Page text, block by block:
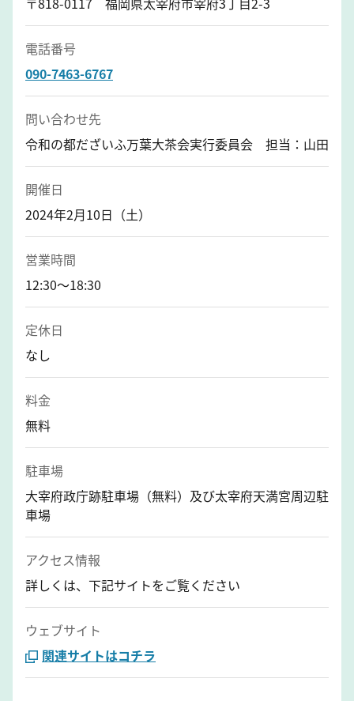
電話番号
090-7463-6767
問い合わせ先
令和の都だざいふ万葉大茶会実行委員会 担当：山田
開催日
2024年2月10日（土）
営業時間
12:30～18:30
定休日
なし
料金
無料
駐車場
大宰府政庁跡駐車場（無料）及び太宰府天満宮周辺駐
車場
アクセス情報
詳しくは、下記サイトをご覧ください
ウェブサイト
関連サイトはコチラ